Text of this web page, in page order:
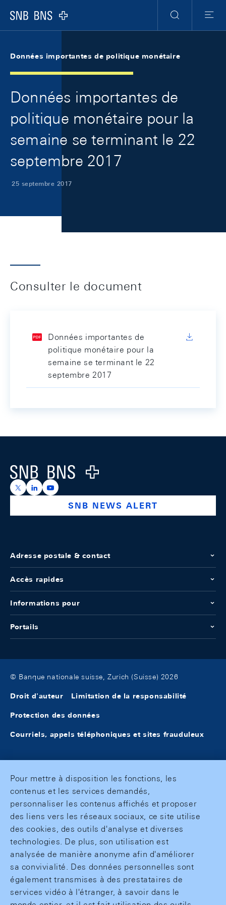
Logo
RechercheMenu
Données importantes de politique monétaire
Données importantes de
politique monétaire pour la
semaine se terminant le 22
septembre 2017
25 septembre 2017
Consulter le document
Données importantes de
politique monétaire pour la
semaine se terminant le 22
septembre 2017
Logo
https://x.com/snb_bns
https://ch.linkedin.com/company/swiss-national-
https://www.youtube.com/@swissnationalbank
SNB NEWS ALERT
Adresse postale & contact
Accès rapides
Informations pour
Portails
© Banque nationale suisse, Zurich (Suisse) 2026
Droit d'auteur Limitation de la responsabilité
Protection des données
Courriels, appels téléphoniques et sites frauduleux
Pour mettre à disposition les fonctions, les
contenus et les services demandés,
personnaliser les contenus affichés et proposer
des liens vers les réseaux sociaux, ce site utilise
des cookies, des outils d'analyse et diverses
technologies. De plus, son utilisation est
analysée de manière anonyme afin d'améliorer
sa convivialité. Des données personnelles sont
également transmises à des prestataires de
services vidéo à l'étranger, à savoir dans le